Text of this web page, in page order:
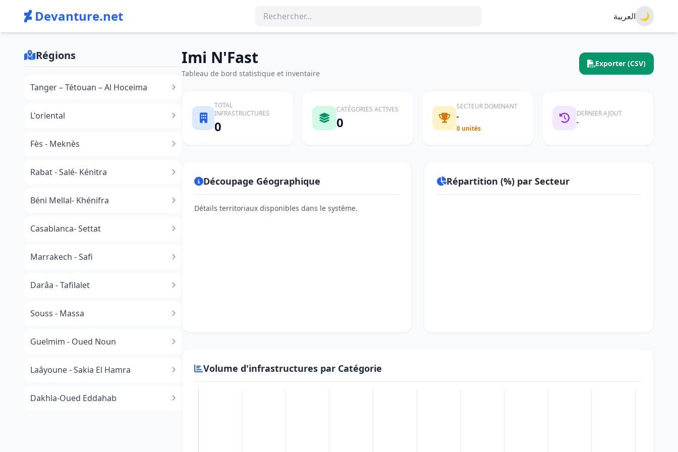
Devanture.net العربية 🌙
Régions
Tanger – Tétouan – Al Hoceima
L'oriental
Fès - Meknès
Rabat - Salé- Kénitra
Béni Mellal- Khénifra
Casablanca- Settat
Marrakech - Safi
Darâa - Tafilalet
Souss - Massa
​Guelmim - Oued Noun
Laâyoune - Sakia El Hamra
Dakhla-Oued Eddahab
Imi N'Fast
Tableau de bord statistique et inventaire
Exporter (CSV)
TOTAL
INFRASTRUCTURES
0
CATÉGORIES ACTIVES
0
SECTEUR DOMINANT
-
0 unités
DERNIER AJOUT
-
Découpage Géographique
Détails territoriaux disponibles dans le système.
Répartition (%) par Secteur
Volume d'infrastructures par Catégorie